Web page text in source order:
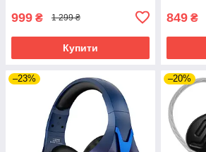
999 ₴ 1 299 ₴
Купити
849 ₴
–23% –20%